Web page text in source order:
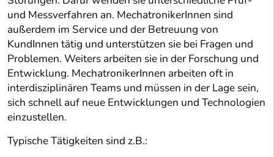
und Messverfahren an. MechatronikerInnen sind
außerdem im Service und der Betreuung von
KundInnen tätig und unterstützen sie bei Fragen und
Problemen. Weiters arbeiten sie in der Forschung und
Entwicklung. MechatronikerInnen arbeiten oft in
interdisziplinären Teams und müssen in der Lage sein,
sich schnell auf neue Entwicklungen und Technologien
einzustellen.
Typische Tätigkeiten sind z.B.: